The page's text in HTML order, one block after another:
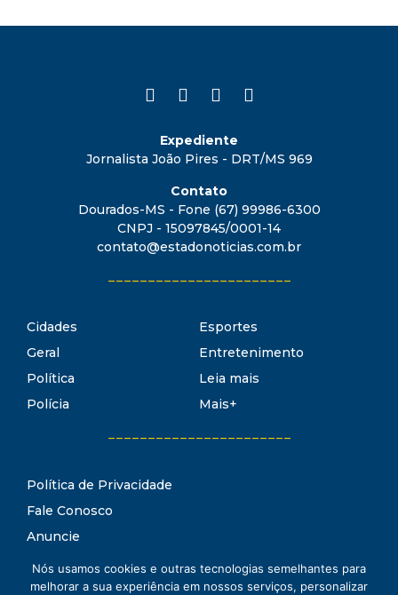
Expediente
Jornalista João Pires - DRT/MS 969
Contato
Dourados-MS - Fone (67) 99986-6300
CNPJ - 15097845/0001-14
contato@estadonoticias.com.br
Cidades
Geral
Política
Polícia
Esportes
Entretenimento
Leia mais
Mais+
Política de Privacidade
Fale Conosco
Anuncie
Termos de Uso
Conheça oEstado Notícias
Nós usamos cookies e outras tecnologias semelhantes para
melhorar a sua experiência em nossos serviços, personalizar